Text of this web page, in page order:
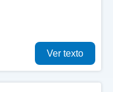
Ver texto